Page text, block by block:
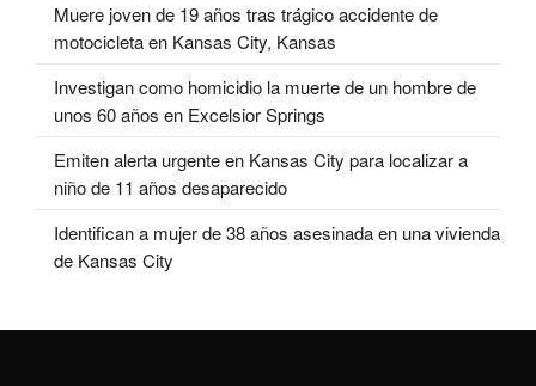
Muere joven de 19 años tras trágico accidente de
motocicleta en Kansas City, Kansas
Investigan como homicidio la muerte de un hombre de
unos 60 años en Excelsior Springs
Emiten alerta urgente en Kansas City para localizar a
niño de 11 años desaparecido
Identifican a mujer de 38 años asesinada en una vivienda
de Kansas City